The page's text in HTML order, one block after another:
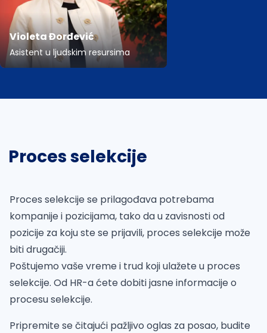
Violeta Đorđević
Asistent u ljudskim resursima
Proces selekcije
Proces selekcije se prilagođava potrebama
kompanije i pozicijama, tako da u zavisnosti od
pozicije za koju ste se prijavili, proces selekcije može
biti drugačiji.
Poštujemo vaše vreme i trud koji ulažete u proces
selekcije. Od HR-a ćete dobiti jasne informacije o
procesu selekcije.
Pripremite se čitajući pažljivo oglas za posao, budite